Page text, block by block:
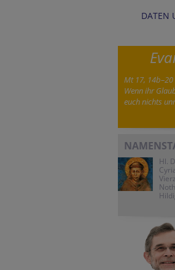
DATEN
Mt 17, 14b–20
Wenn ihr
euch nichts
Hl.